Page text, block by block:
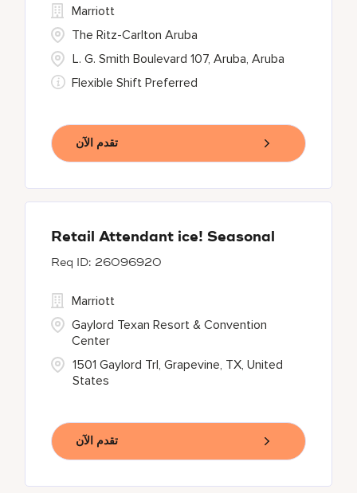
L. G. Smith Boulevard 107, Aruba, Aruba
Marriott
The Ritz-Carlton Aruba
Flexible Shift Preferred
تقدم الآن
Retail Attendant ice! Seasonal
26096920
1501 Gaylord Trl, Grapevine, TX, United
States
Marriott
Gaylord Texan Resort & Convention
Center
تقدم الآن